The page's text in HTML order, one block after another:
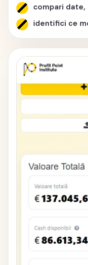
compari date,
identifici ce